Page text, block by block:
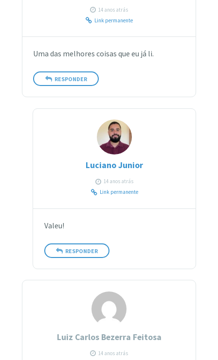
14 anos atrás
Link permanente
Uma das melhores coisas que eu já li.
RESPONDER
Luciano Junior
14 anos atrás
Link permanente
Valeu!
RESPONDER
Luiz Carlos Bezerra Feitosa
14 anos atrás